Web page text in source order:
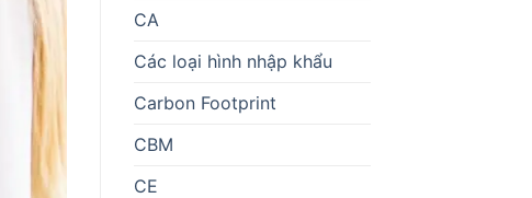
CA
Các loại hình nhập khẩu
Carbon Footprint
CBM
CE